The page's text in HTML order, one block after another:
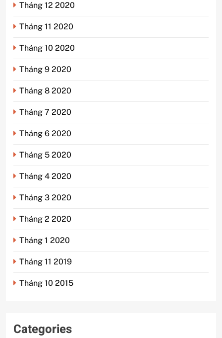
Tháng 12 2020
Tháng 11 2020
Tháng 10 2020
Tháng 9 2020
Tháng 8 2020
Tháng 7 2020
Tháng 6 2020
Tháng 5 2020
Tháng 4 2020
Tháng 3 2020
Tháng 2 2020
Tháng 1 2020
Tháng 11 2019
Tháng 10 2015
Categories